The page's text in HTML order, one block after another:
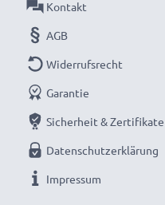
Kontakt
AGB
Widerrufsrecht
Garantie
Sicherheit & Zertifikate
Datenschutzerklärung
Impressum